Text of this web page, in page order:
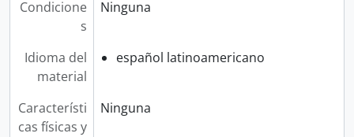
Condicione
s
Ninguna
Idioma del
material
español latinoamericano
Característi
cas físicas y
Ninguna